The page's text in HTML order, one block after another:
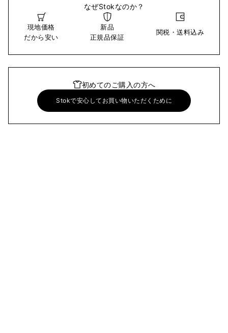
なぜStokなのか？
現地価格
だから安い
新品
正規品保証
関税・送料込み
初めてのご購入の方へ
Stokで安心してお買い物いただくために